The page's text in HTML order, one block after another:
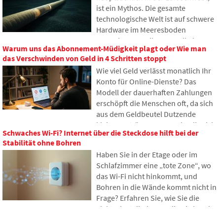
Erbe funktioniert, warum
Hinterbliebene mit den Daten
Probleme haben könnten und wie
Online-Spuren bringen kann.
ist ein Mythos. Die gesamte
technologische Welt ist auf schwere
Hardware im Meeresboden
angewiesen. In diesem Artikel
werden wir die Technologie der
Unterseekabel diskutieren. Sie
erfahren, wie Glasfasern
funktionieren, was das Verlegen von
Schiffen erfordert und wie sich die
Tiefen der Ozeane zu einem
geopolitischen Schlachtfeld
Warum uns das Abonnement-Müdigkeit plagt oder Wie man
das Verschwinden von Geld in 4 Schritten stoppt
Wie viel Geld verlässt monatlich Ihr
Konto für Online-Dienste? Das
Modell der dauerhaften Zahlungen
erschöpft die Menschen oft, da sich
aus dem Geldbeutel Dutzende
kleiner Beträge ansammeln, die sich
allmählich zu unerwartet hohen
stützen wir uns auf frische Daten aus
dem Jahr 2026, zeigen den enormen
Unterschied zwischen unseren
Schätzungen und der Realität und
bieten vier konkrete Schritte an, um
Schwaches Wi-Fi? Internet über die Steckdose hilft bei der
Stabilität ohne Bohren
Haben Sie in der Etage oder im
Schlafzimmer eine „tote Zone“, wo
das Wi-Fi nicht hinkommt, und
Bohren in die Wände kommt nicht in
Frage? Erfahren Sie, wie Sie die
Elektroinstallationen, die Sie bereits